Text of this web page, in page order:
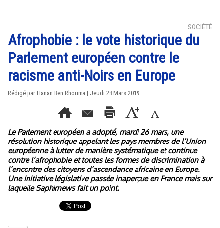
SOCIÉTÉ
Afrophobie : le vote historique du
Parlement européen contre le
racisme anti-Noirs en Europe
Rédigé par Hanan Ben Rhouma | Jeudi 28 Mars 2019
Le Parlement européen a adopté, mardi 26 mars, une
résolution historique appelant les pays membres de l’Union
européenne à lutter de manière systématique et continue
contre l’afrophobie et toutes les formes de discrimination à
l’encontre des citoyens d’ascendance africaine en Europe.
Une initiative législative passée inaperçue en France mais sur
laquelle Saphirnews fait un point.